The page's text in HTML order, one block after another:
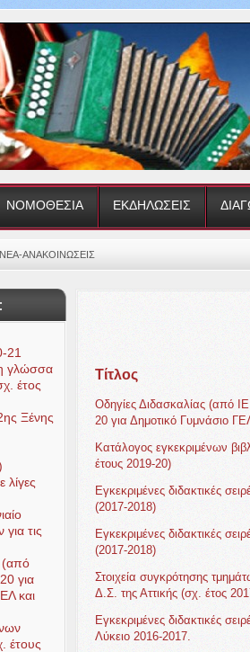
ΝΟΜΟΘΕΣΙΑ ΕΚΔΗΛΩΣΕΙΣ
ΝΕΑ-ΑΝΑΚΟΙΝΩΣΕΙΣ
21
γλώσσα
έτος
Ξένης
τις
(από
για
και
έτους
Τίτλος
Οδηγίες Διδασκαλίας (από
20 για Δημοτικό Γυμνάσιο
Κατάλογος εγκεκριμένων
έτους 2019-20)
Εγκεκριμένες διδακτικές
(2017-2018)
Εγκεκριμένες διδακτικές
(2017-2018)
Στοιχεία συγκρότησης
Δ.Σ. της Αττικής (σχ. έτος
Eγκεκριμένες διδακτικές
Λύκειο 2016-2017.